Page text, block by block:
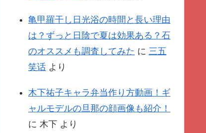
亀甲羅干し日光浴の時間と長い理由
は？ずっと日陰で夏は効果ある？石
のオススメも調査してみた に 三五
笑话 より
木下祐子キャラ弁当作り方動画！ギ
ャルモデルの旦那の顔画像も紹介！
に 木下 より